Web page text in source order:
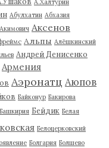
Абулхатин Абхазия
Акимович Аксенов
Альпы Алёшкинский
Андрей Денисенко
Армения
Аэронатц Аюпов
Байконур Бакирова
Башкирия Бейдик Белая
Белоцерковский
Болгария Болшево